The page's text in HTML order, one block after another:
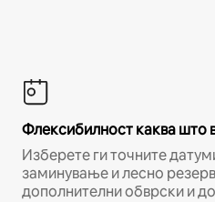
Флексибилност каква што
Изберете ги точните
заминување и лесно
дополнителни обврски и